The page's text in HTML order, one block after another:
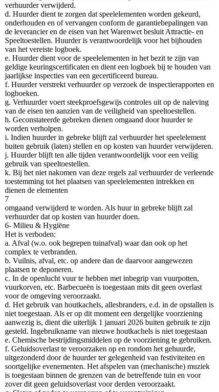
verhuurder verwijderd.
d. Huurder dient te zorgen dat speelelementen worden gekeurd,
onderhouden en of vervangen conform de garantiebepalingen van
de leverancier en de eisen van het Warenwet besluit Attractie- en
Speeltoestellen. Huurder is verantwoordelijk voor het bijhouden
van het vereiste logboek.
e. Huurder dient voor de speelelementen in het bezit te zijn van
geldige keuringscertificaten en dient een logboek bij te houden van
jaarlijkse inspecties van een gecertificeerd bureau.
f. Huurder verstrekt verhuurder op verzoek de inspectierapporten en
logboeken.
g. Verhuurder voert steekproefsgewijs controles uit op de naleving
van de eisen ten aanzien van de veiligheid van speeltoestellen.
h. Geconstateerde gebreken dienen omgaand door huurder te
worden verholpen.
i. Indien huurder in gebreke blijft zal verhuurder het speelelement
buiten gebruik (laten) stellen en op kosten van huurder verwijderen.
j. Huurder blijft ten alle tijden verantwoordelijk voor een veilig
gebruik van speeltoestellen.
k. Bij het niet nakomen van deze regels zal verhuurder de verleende
toestemming tot het plaatsen van speelelementen intrekken en
dienen de elementen
7
omgaand verwijderd te worden. Als huur in gebreke blijft zal
verhuurder dat op kosten van huurder doen.
6- Milieu & Hygiëne
Het is verboden:
a. Afval (w.o. ook begrepen tuinafval) waar dan ook op het
complex te verbranden.
b. Vuilnis, afval, etc. op andere dan de daarvoor aangewezen
plaatsen te deponeren.
c. In de openlucht vuur te hebben met inbegrip van vuurpotten,
vuurkorven, etc. Barbecueën is toegestaan mits dit geen overlast
voor de omgeving veroorzaakt.
d. Het gebruik van houtkachels, allesbranders, e.d. in de opstallen is
niet toegestaan. Als er op dit moment een dergelijke voorziening
aanwezig is, dient die uiterlijk 1 januari 2026 buiten gebruik te zijn
gesteld. Ingebruikname van nieuwe houtkachels is niet toegestaan
e. Chemische bestrijdingsmiddelen op de voorziening te gebruiken.
f. Geluidsoverlast te veroorzaken op en rondom het gehuurde,
uitgezonderd door de huurder ter gelegenheid van festiviteiten en
soortgelijke evenementen. Het afspelen van (mechanische) muziek
is toegestaan binnen de grenzen van de betreffende tuin en voor
zover dit geen geluidsoverlast voor derden veroorzaakt.